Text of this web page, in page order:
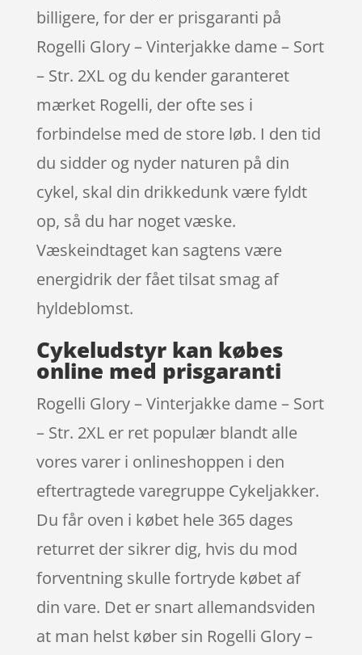
billigere, for der er prisgaranti på
Rogelli Glory – Vinterjakke dame – Sort
– Str. 2XL og du kender garanteret
mærket Rogelli, der ofte ses i
forbindelse med de store løb. I den tid
du sidder og nyder naturen på din
cykel, skal din drikkedunk være fyldt
op, så du har noget væske.
Væskeindtaget kan sagtens være
energidrik der fået tilsat smag af
hyldeblomst.
Cykeludstyr kan købes
online med prisgaranti
Rogelli Glory – Vinterjakke dame – Sort
– Str. 2XL er ret populær blandt alle
vores varer i onlineshoppen i den
eftertragtede varegruppe Cykeljakker.
Du får oven i købet hele 365 dages
returret der sikrer dig, hvis du mod
forventning skulle fortryde købet af
din vare. Det er snart allemandsviden
at man helst køber sin Rogelli Glory –